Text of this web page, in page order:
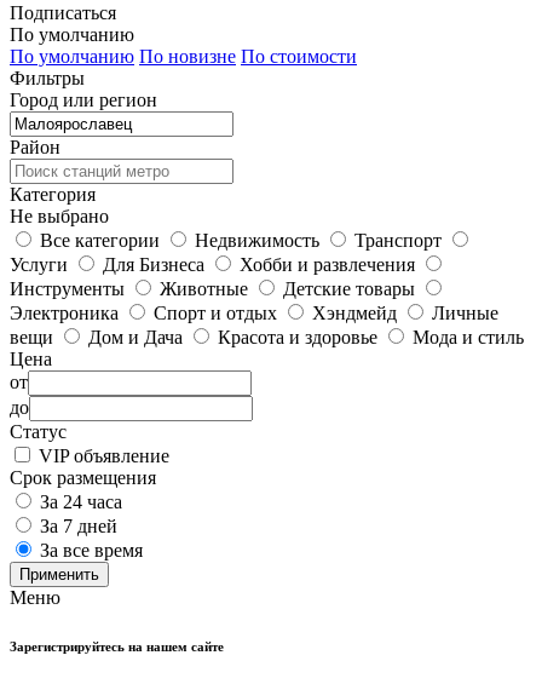
Подписаться
По умолчанию
По умолчанию По новизне По стоимости
Фильтры
Город или регион
Район
Категория
Не выбрано
Все категории
Недвижимость
Транспорт
Услуги
Для Бизнеса
Хобби и развлечения
Инструменты
Животные
Детские товары
Электроника
Спорт и отдых Хэндмейд
Личные
вещи
Дом и Дача Красота и здоровье
Мода и стиль
Цена
от
до
Статус
VIP объявление
Срок размещения
За 24 часа
За 7 дней
За все время
Применить
Меню
Зарегистрируйтесь на нашем сайте